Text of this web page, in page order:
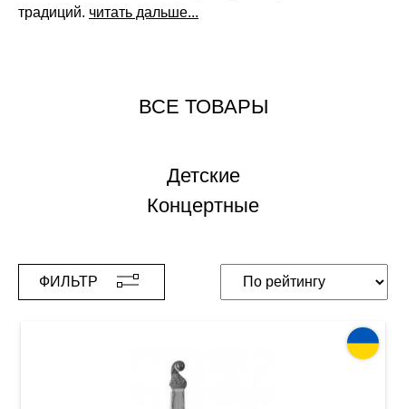
традиций. читать дальше...
ВСЕ ТОВАРЫ
Детские
Концертные
ФИЛЬТР